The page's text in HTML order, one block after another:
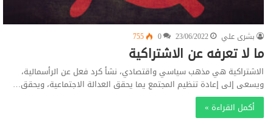
بشرى علي 23/06/2022
0
755
ما لا تعرفه عن الاشتراكية
الاشتراكية هي مذهب سياسي واقتصادي، نشأ كرد فعل عن الرأسمالية،
ويسعى إلى إعادة تنظيم المجتمع يما يحقق العدالة الاجتماعية، ويحقق…
أكمل القراءة »